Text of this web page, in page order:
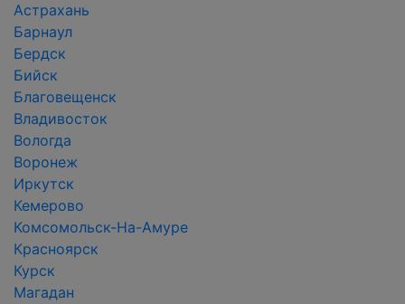
Астрахань
Барнаул
Бердск
Бийск
Благовещенск
Владивосток
Вологда
Воронеж
Иркутск
Кемерово
Комсомольск-На-Амуре
Красноярск
Курск
Магадан